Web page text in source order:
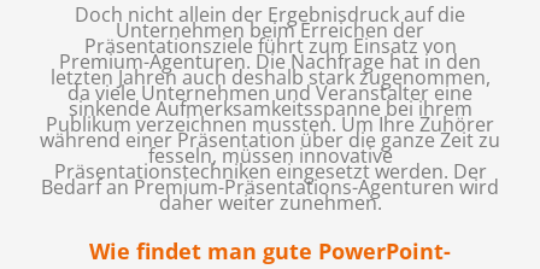
Doch nicht allein der Ergebnisdruck auf die
Unternehmen beim Erreichen der
Präsentationsziele führt zum Einsatz von
Premium-Agenturen. Die Nachfrage hat in den
letzten Jahren auch deshalb stark zugenommen,
da viele Unternehmen und Veranstalter eine
sinkende Aufmerksamkeitsspanne bei ihrem
Publikum verzeichnen mussten. Um Ihre Zuhörer
während einer Präsentation über die ganze Zeit zu
fesseln, müssen innovative
Präsentationstechniken eingesetzt werden. Der
Bedarf an Premium-Präsentations-Agenturen wird
daher weiter zunehmen.
Wie findet man gute PowerPoint-